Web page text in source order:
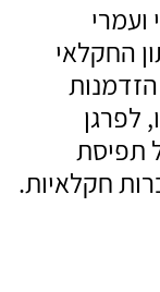
החקלאי
לפרגן
תפיסת
חקלאיות.